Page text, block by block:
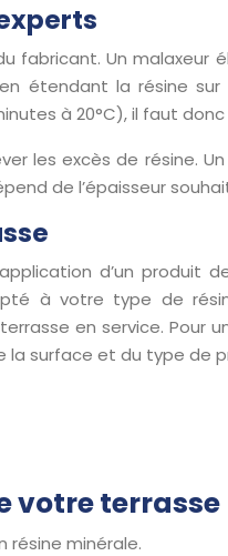
Un malaxeur
étendant la résine sur
à 20°C), il faut
les excès de résine.
de l’épaisseur
d’un
à votre type de
en service. Pour
surface et du type de
votre terrasse
résine minérale.